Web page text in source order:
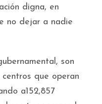
digna, en
no dejar a nadie
son
que operan
a152,857